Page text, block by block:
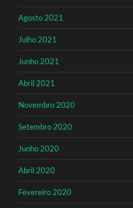
Agosto 2021
Julho 2021
Junho 2021
Abril 2021
Novembro 2020
Setembro 2020
Junho 2020
Abril 2020
Fevereiro 2020